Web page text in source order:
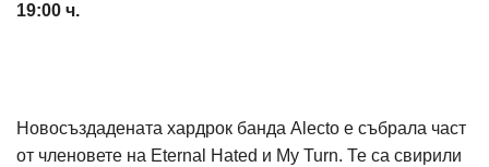
19:00 ч.
Новосъздадената хардрок банда Alecto е събрала част
от членовете на Eternal Hated и My Turn. Те са свирили